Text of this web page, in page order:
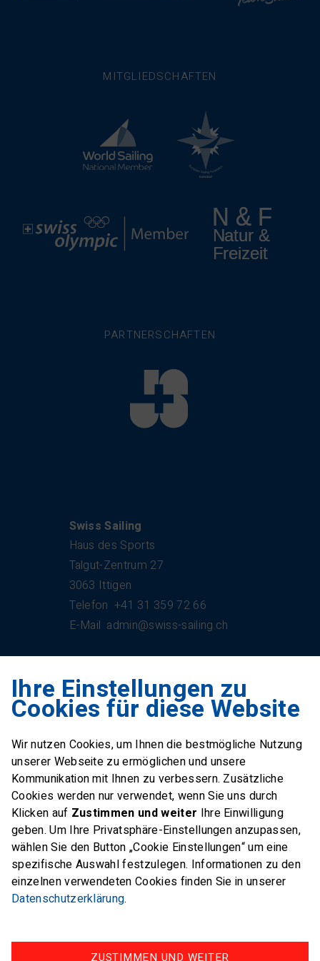
MITGLIEDSCHAFTEN
PARTNERSCHAFTEN
Swiss Sailing
Haus des Sports
Talgut-Zentrum 27
3063 Ittigen
Telefon +41 31 359 72 66
E-Mail admin@swiss-sailing.ch
Swiss Sailing Team
Industriestrasse 51
E-Mail office@swiss-sailing-
team.ch
FOLLOW US ON
Twitter FacebookInstagram
Ihre Einstellungen zu
Cookies für diese Website
Wir nutzen Cookies, um Ihnen die bestmögliche Nutzung
unserer Webseite zu ermöglichen und unsere
Kommunikation mit Ihnen zu verbessern. Zusätzliche
Cookies werden nur verwendet, wenn Sie uns durch
Klicken auf Zustimmen und weiter Ihre Einwilligung
geben. Um Ihre Privatsphäre-Einstellungen anzupassen,
wählen Sie den Button „Cookie Einstellungen“ um eine
spezifische Auswahl festzulegen. Informationen zu den
einzelnen verwendeten Cookies finden Sie in unserer
Datenschutzerklärung.
ZUSTIMMEN UND WEITER